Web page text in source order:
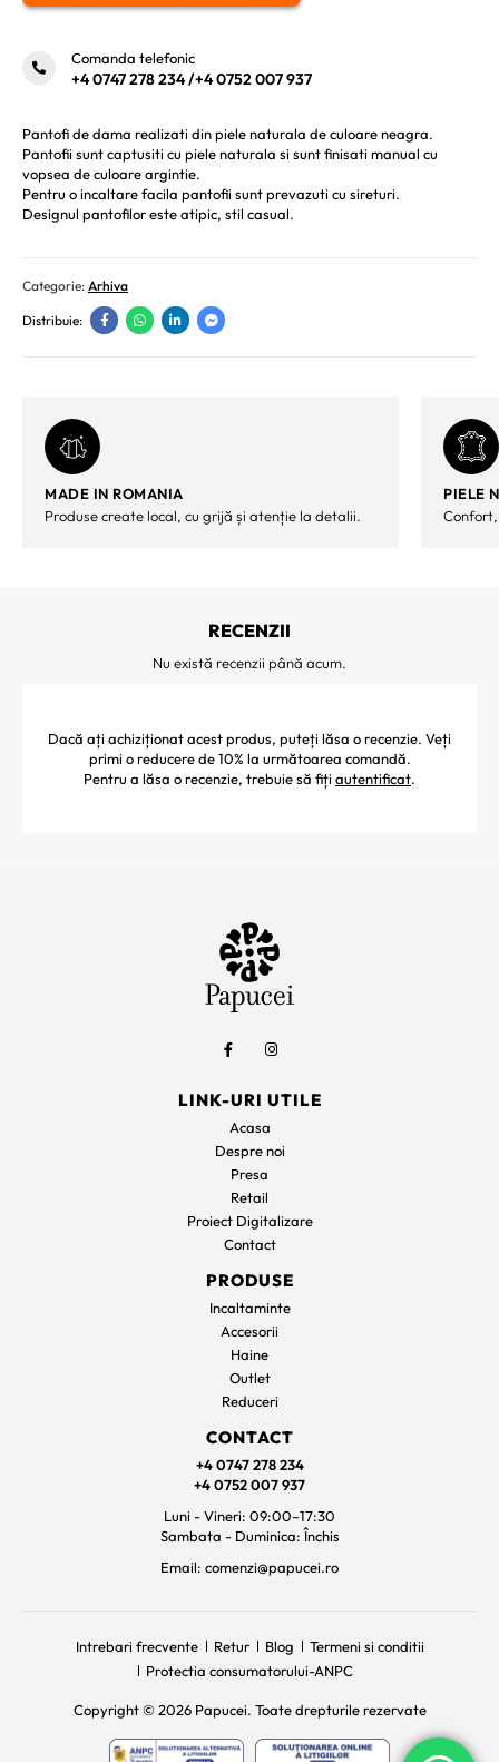
Comanda telefonic
+4 0747 278 234/+4 0752 007 937
Pantofi de dama realizati din piele naturala de culoare neagra.
Pantofii sunt captusiti cu piele naturala si sunt finisati manual cu
vopsea de culoare argintie.
Pentru o incaltare facila pantofii sunt prevazuti cu sireturi.
Designul pantofilor este atipic, stil casual.
Categorie: Arhiva
Distribuie:
MADE IN ROMANIA
Produse create local, cu grijă și atenție la detalii.
PIELE
RECENZII
Nu există recenzii până acum.
Dacă ați achiziționat acest produs, puteți lăsa o recenzie. Veți
primi o reducere de 10% la următoarea comandă.
Pentru a lăsa o recenzie, trebuie să fiți autentificat.
LINK-URI UTILE
Acasa
Despre noi
Presa
Retail
Proiect Digitalizare
Contact
PRODUSE
Incaltaminte
Accesorii
Haine
Outlet
Reduceri
CONTACT
+4 0747 278 234
+4 0752 007 937
Luni - Vineri: 09:00–17:30
Sambata - Duminica: Închis
Email: comenzi@papucei.ro
Intrebari frecvente Retur Blog
Termeni si conditii
Protectia consumatorului-ANPC
Copyright © 2026 Papucei. Toate drepturile rezervate